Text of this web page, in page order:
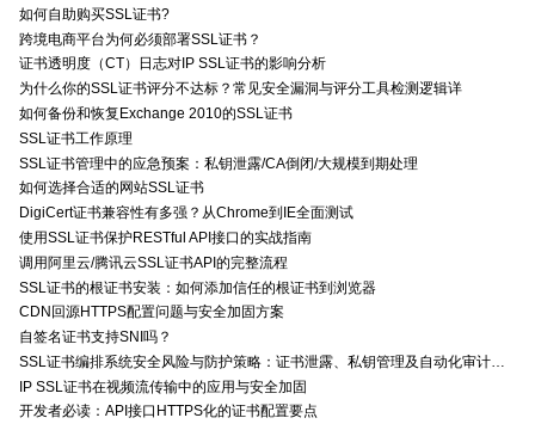
如何自助购买SSL证书?
跨境电商平台为何必须部署SSL证书？
证书透明度（CT）日志对IP SSL证书的影响分析
为什么你的SSL证书评分不达标？常见安全漏洞与评分工具检测逻辑详
如何备份和恢复Exchange 2010的SSL证书
SSL证书工作原理
SSL证书管理中的应急预案：私钥泄露/CA倒闭/大规模到期处理
如何选择合适的网站SSL证书
DigiCert证书兼容性有多强？从Chrome到IE全面测试
使用SSL证书保护RESTful API接口的实战指南
调用阿里云/腾讯云SSL证书API的完整流程
SSL证书的根证书安装：如何添加信任的根证书到浏览器
CDN回源HTTPS配置问题与安全加固方案
自签名证书支持SNI吗？
SSL证书编排系统安全风险与防护策略：证书泄露、私钥管理及自动化审计技术要点
IP SSL证书在视频流传输中的应用与安全加固
开发者必读：API接口HTTPS化的证书配置要点